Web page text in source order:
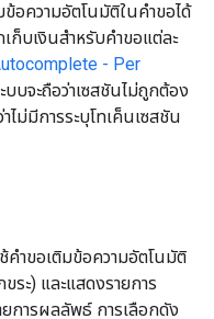
อความอัตโนมัติในคำขอได้
เก็บเงินสำหรับคำขอแต่ละ
- Per
บจะถือว่าเซสชันไม่ถูกต้อง
ไม่มีการระบุโทเค็นเซสชัน
คําขอเติมข้อความอัตโนมัติ
ะ) และแสดงรายการ
การผลลัพธ์ การเลือกดัง